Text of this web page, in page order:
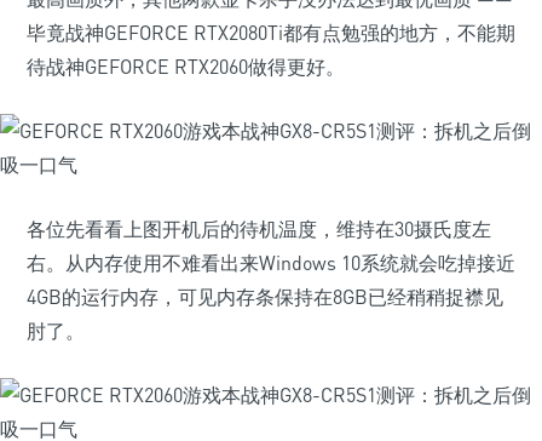
毕竟战神GEFORCE RTX2080Ti都有点勉强的地方，不能期
待战神GEFORCE RTX2060做得更好。
各位先看看上图开机后的待机温度，维持在30摄氏度左
右。从内存使用不难看出来Windows 10系统就会吃掉接近
4GB的运行内存，可见内存条保持在8GB已经稍稍捉襟见
肘了。